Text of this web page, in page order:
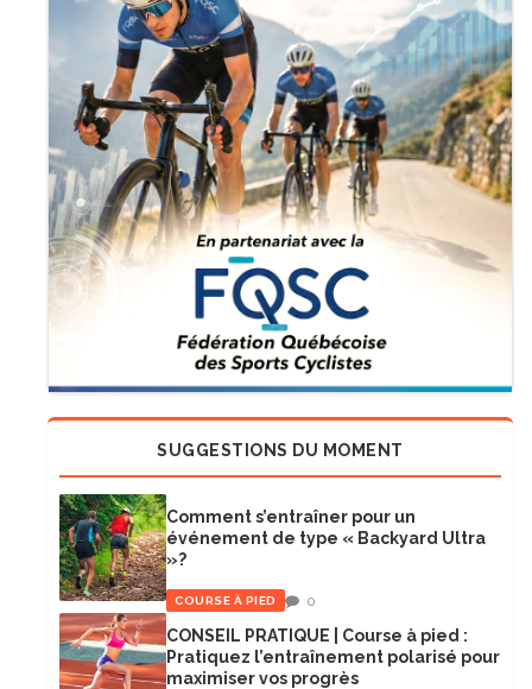
SUGGESTIONS DU MOMENT
Comment s’entraîner pour un
événement de type « Backyard Ultra
»?
COURSE À PIED 0
CONSEIL PRATIQUE | Course à pied :
Pratiquez l’entraînement polarisé pour
maximiser vos progrès